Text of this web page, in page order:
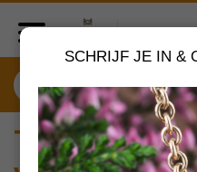
SCHRIJF JE IN &
Trollbeads -